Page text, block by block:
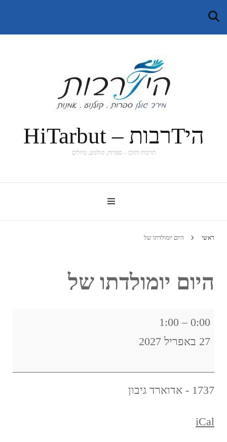
היTרבות – HiTarbut
תרבות ותוכן – ספרות, קולנוע, טיולים
ראשי היום יומולדתו של
היום יומולדתו של
היום
יומולדתו
0:00
–
1:00
27 באפריל 2027
1737 - אדוארד גיבון
iCal